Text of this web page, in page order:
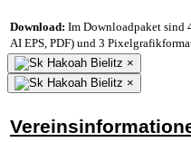
Download: Im Downloadpaket sind
AI EPS, PDF) und 3
×
×